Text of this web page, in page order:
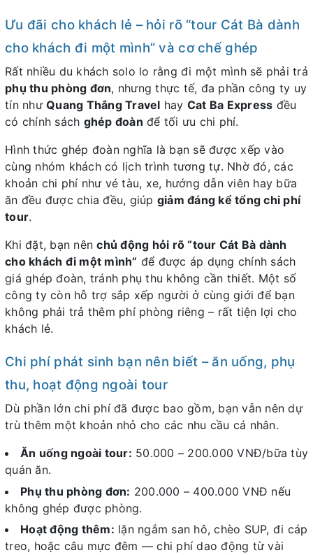
Ưu đãi cho khách lẻ – hỏi rõ “tour Cát Bà dành
cho khách đi một mình” và cơ chế ghép
Rất nhiều du khách solo lo rằng đi một mình sẽ phải trả
phụ thu phòng đơn, nhưng thực tế, đa phần công ty uy
tín như Quang Thắng Travel hay Cat Ba Express đều
có chính sách ghép đoàn để tối ưu chi phí.
Hình thức ghép đoàn nghĩa là bạn sẽ được xếp vào
cùng nhóm khách có lịch trình tương tự. Nhờ đó, các
khoản chi phí như vé tàu, xe, hướng dẫn viên hay bữa
ăn đều được chia đều, giúp giảm đáng kể tổng chi phí
tour.
Khi đặt, bạn nênchủ động hỏi rõ “tour Cát Bà dành
cho khách đi một mình” để được áp dụng chính sách
giá ghép đoàn, tránh phụ thu không cần thiết. Một số
công ty còn hỗ trợ sắp xếp người ở cùng giới để bạn
không phải trả thêm phí phòng riêng – rất tiện lợi cho
khách lẻ.
Chi phí phát sinh bạn nên biết – ăn uống, phụ
thu, hoạt động ngoài tour
Dù phần lớn chi phí đã được bao gồm, bạn vẫn nên dự
trù thêm một khoản nhỏ cho các nhu cầu cá nhân.
Ăn uống ngoài tour: 50.000 – 200.000 VNĐ/bữa tùy
quán ăn.
Phụ thu phòng đơn: 200.000 – 400.000 VNĐ nếu
không ghép được phòng.
Hoạt động thêm: lặn ngắm san hô, chèo SUP, đi cáp
treo, hoặc câu mực đêm — chi phí dao động từ vài